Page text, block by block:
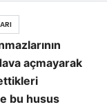
açmayarak
bu husus